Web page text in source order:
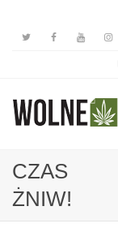
CZAS
ŻNIW!